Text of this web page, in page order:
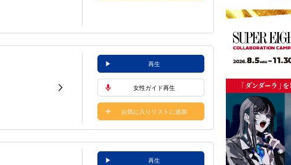
再生
女性ガイド再生
お気に入りリストに追加
再生